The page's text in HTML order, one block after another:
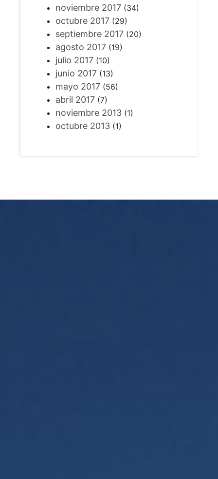
noviembre 2017(34)
octubre 2017(29)
septiembre 2017(20)
agosto 2017(19)
julio 2017(10)
junio 2017(13)
mayo 2017(56)
abril 2017(7)
noviembre 2013(1)
octubre 2013(1)